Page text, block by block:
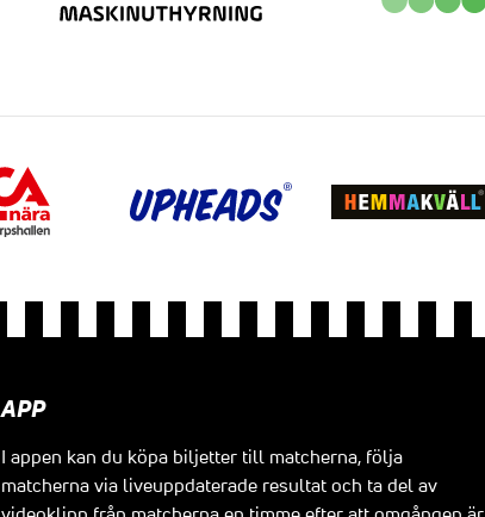
APP
I appen kan du köpa biljetter till matcherna, följa
matcherna via liveuppdaterade resultat och ta del av